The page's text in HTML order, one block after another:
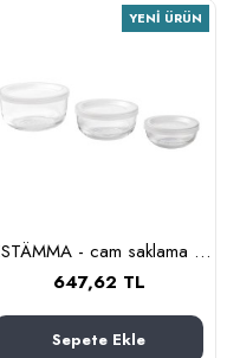
YENI ÜRÜN
BESTÄMMA - cam saklama kabı seti (cam)
647,62 TL
Sepete Ekle